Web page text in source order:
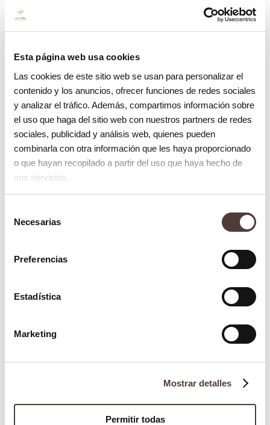
Esta página web usa cookies
Las cookies de este sitio web se usan para personalizar el
contenido y los anuncios, ofrecer funciones de redes sociales
y analizar el tráfico. Además, compartimos información sobre
el uso que haga del sitio web con nuestros partners de redes
sociales, publicidad y análisis web, quienes pueden
combinarla con otra información que les haya proporcionado
o que hayan recopilado a partir del uso que haya hecho de
sus servicios.
Necesarias
Preferencias
Estadística
Marketing
Mostrar detalles
Permitir todas
adoptar buenas prácticas de higiene bucal
y tomar medidas preventivas adicionales:
Mantén una buena higiene bucal
Cepilla tus dientes al menos dos veces
al día y usa hilo dental diariamente para
mantener tus dientes y encías
saludables.
Visita al dentista regularmente
Realiza chequeos dentales periódicos
para detectar y tratar problemas antes
: Si practicas
deportes de contacto o tienes
bruxismo, considera usar un protector
bucal para proteger tus dientes de
Evita masticar alimentos duros
: Sé
Modera los cambios de temperatura: